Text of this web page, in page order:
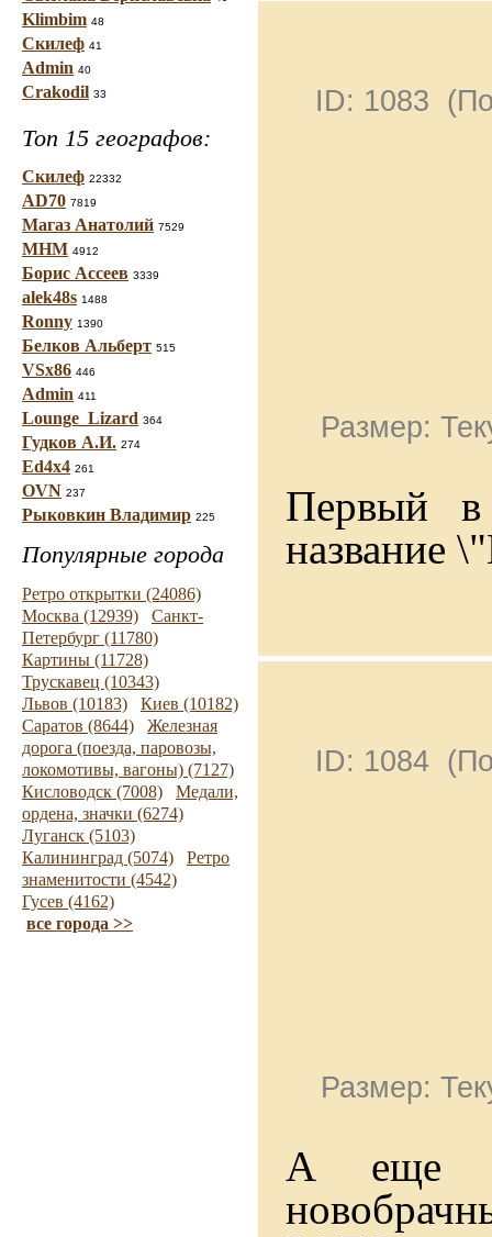
Klimbim 48
Скилеф 41
Admin 40
Crakodil 33
Топ 15 географов:
Скилеф 22332
AD70 7819
Магаз Анатолий 7529
МНМ 4912
Борис Ассеев 3339
alek48s 1488
Ronny 1390
Белков Альберт 515
VSx86 446
Admin 411
Lounge_Lizard 364
Гудков А.И. 274
Ed4x4 261
OVN 237
Рыковкин Владимир 225
Популярные города
Ретро открытки (24086)
Москва (12939)
Санкт-
Петербург (11780)
Картины (11728)
Трускавец (10343)
Львов (10183)
Киев (10182)
Саратов (8644)
Железная
дорога (поезда, паровозы,
локомотивы, вагоны) (7127)
Кисловодск (7008)
Медали,
ордена, значки (6274)
Луганск (5103)
Калининград (5074)
Ретро
знаменитости (4542)
Гусев (4162)
все города >>
ID: 1083
Размер:
Первый в
название
ID: 1084
Размер:
А еще в